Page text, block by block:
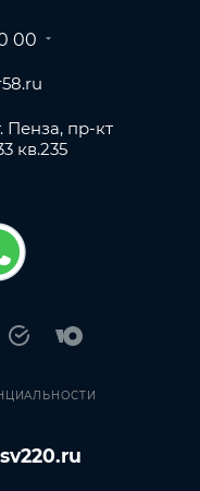
00
Пенза, пр-кт
кв.235
sv220.ru